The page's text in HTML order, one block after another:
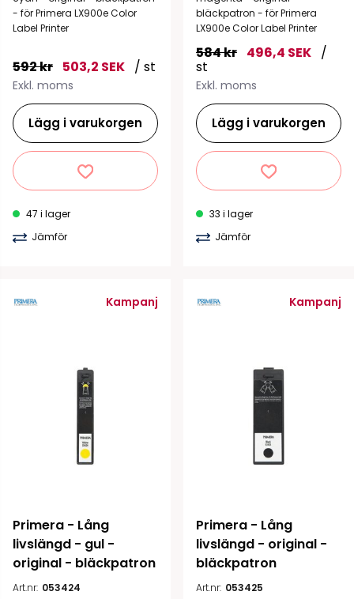
- för Primera LX900e Color
Label Printer
592 kr 503,2 SEK / st
Exkl. moms
Lägg i varukorgen
47 i lager
Jämför
bläckpatron - för Primera
LX900e Color Label Printer
584 kr 496,4 SEK /
st
Exkl. moms
Lägg i varukorgen
33 i lager
Jämför
Kampanj
Primera - Lång
livslängd - gul -
original - bläckpatron
Art.nr: 053424
Kampanj
Primera - Lång
livslängd - original -
bläckpatron
Art.nr: 053425